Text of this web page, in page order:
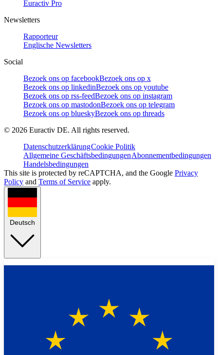
Euractiv Pro
Newsletters
Rapporteur
Englische Newsletters
Social
Bezoek ons op facebookBezoek ons op x
Bezoek ons op linkedinBezoek ons op youtube
Bezoek ons op rss-feedBezoek ons op instagram
Bezoek ons op mastodonBezoek ons op telegram
Bezoek ons op blueskyBezoek ons op threads
© 2026 Euractiv DE. All rights reserved.
DatenschutzerklärungCookie Politik
Allgemeine GeschäftsbedingungenAbonnementbedingungen
Handelsbedingungen
This site is protected by reCAPTCHA, and the Google Privacy
Policy and Terms of Service apply.
Deutsch